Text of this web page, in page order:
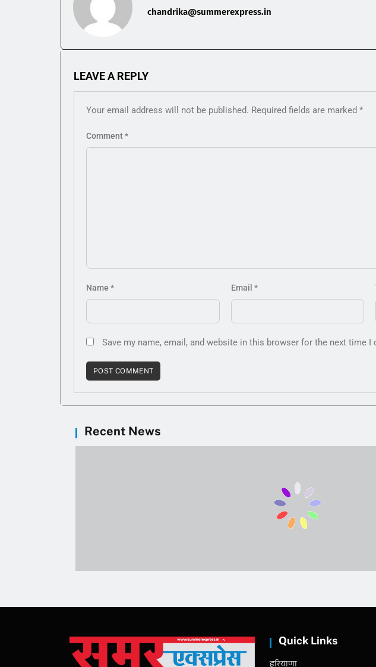
chandrika@summerexpress.in
LEAVE A REPLY
Your email address will not be published. Required fields are marked *
Comment*
Name * Email *
Save my name, email, and website in this browser for the next time I
Recent News
Quick Links